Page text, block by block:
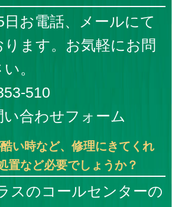
日お電話、メールにて
ます。お気軽にお問
。
510
い合わせフォーム
い時など、修理にきてくれ
置など必要でしょうか？
スのコールセンターの